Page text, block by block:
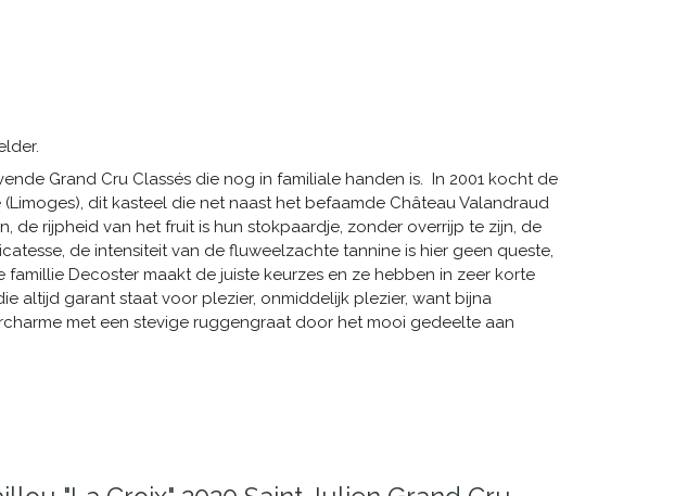
Grand Cru Classés die nog in familiale handen is. In 2001 kocht de
dit kasteel die net naast het befaamde Château Valandraud
de rijpheid van het fruit is hun stokpaardje, zonder overrijp te zijn, de
de intensiteit van de fluweelzachte tannine is hier geen queste,
Decoster maakt de juiste keurzes en ze hebben in zeer korte
altijd garant staat voor plezier, onmiddelijk plezier, want bijna
met een stevige ruggengraat door het mooi gedeelte aan